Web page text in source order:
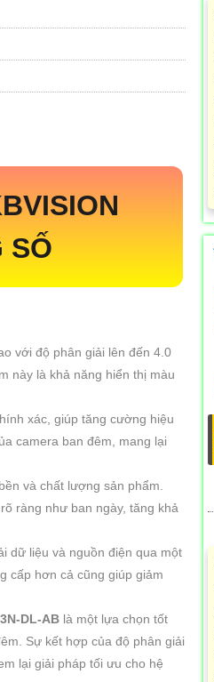
SỐ
với độ phân giải lên đến 4.0
này là khả năng hiển thị màu
xác, giúp tăng cường hiệu
camera ban đêm, mang lại
và chất lượng sản phẩm.
ràng như ban ngày, tăng khả
dữ liệu và nguồn điện qua một
cấp hơn cả cũng giúp giảm
DL-AB là một lựa chọn tốt
Sự kết hợp của độ phân giải
lại giải pháp tối ưu cho hệ